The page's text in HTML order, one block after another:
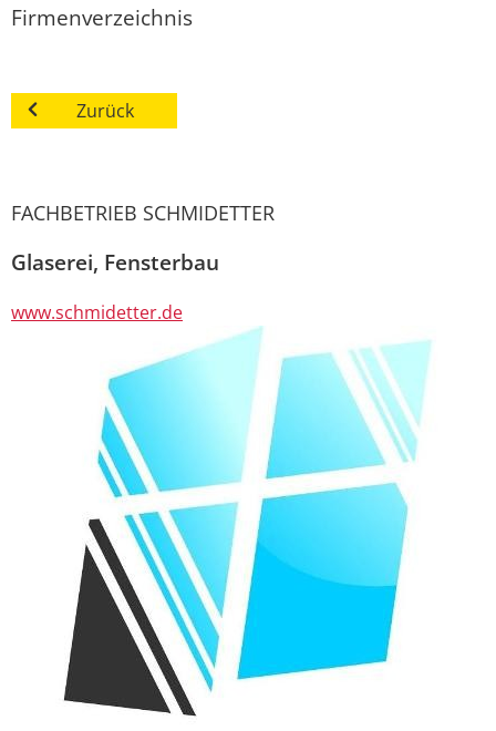
Firmenverzeichnis
Zurück
FACHBETRIEB SCHMIDETTER
Glaserei, Fensterbau
www.schmidetter.de